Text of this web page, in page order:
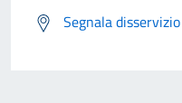
Segnala disservizio